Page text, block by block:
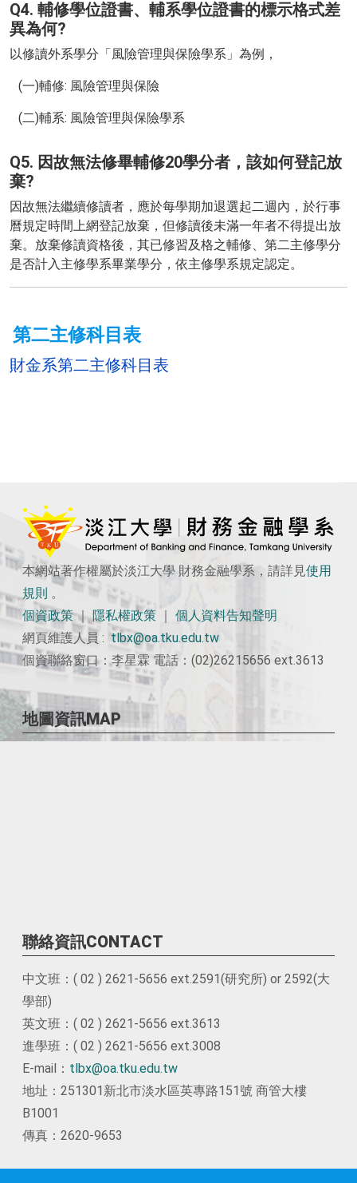
Q4. 輔修學位證書、輔系學位證書的標示格式差
異為何?
以修讀外系學分「風險管理與保險學系」為例，
(一)輔修: 風險管理與保險
(二)輔系: 風險管理與保險學系
Q5. 因故無法修畢輔修20學分者，該如何登記放
棄?
因故無法繼續修讀者，應於每學期加退選起二週內，於行事
曆規定時間上網登記放棄，但修讀後未滿一年者不得提出放
棄。放棄修讀資格後，其已修習及格之輔修、第二主修學分
是否計入主修學系畢業學分，依主修學系規定認定。
第二主修科目表
財金系第二主修科目表
本網站著作權屬於淡江大學 財務金融學系，請詳見使用
規則 。
個資政策｜隱私權政策
個人資料告知聲明
網頁維護人員 :tlbx@oa.tku.edu.tw
個資聯絡窗口：李星霖 電話：(02)26215656 ext.3613
地圖資訊MAP
聯絡資訊CONTACT
中文班：( 02 ) 2621-5656 ext.2591(研究所) or 2592(大
學部)
英文班：( 02 ) 2621-5656 ext.3613
進學班：( 02 ) 2621-5656 ext.3008
E-mail： tlbx@oa.tku.edu.tw
地址：251301新北市淡水區英專路151號 商管大樓
B1001
傳真：2620-9653